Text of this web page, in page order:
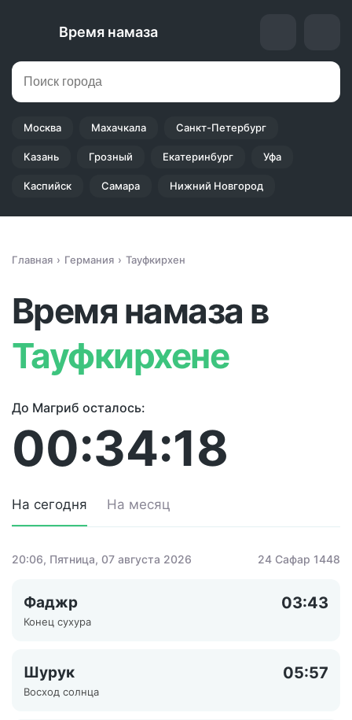
Время намаза
Москва Махачкала Санкт-Петербург
Казань Грозный Екатеринбург Уфа
Каспийск Самара Нижний Новгород
Главная Германия Тауфкирхен
Время намаза в
Тауфкирхене
До Магриб осталось:
00:34:18
На сегодня На месяц
20:06, Пятница, 07 августа 2026 24 Сафар 1448
Фаджр 03:43
Конец сухура
Шурук 05:57
Восход солнца